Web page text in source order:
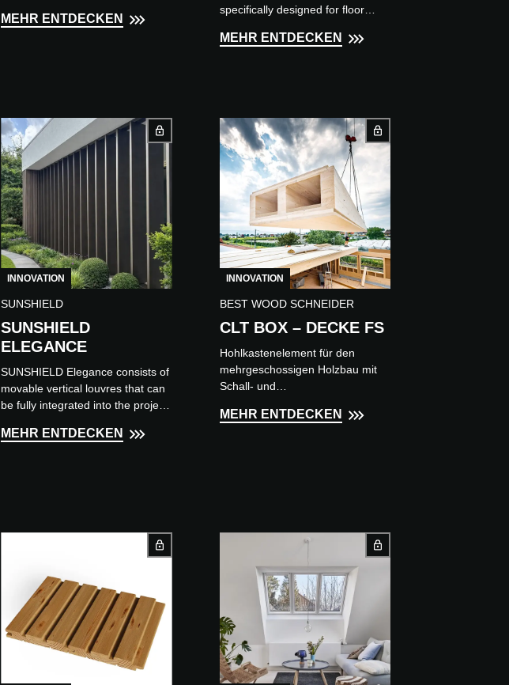
für Innen- und Außenbere...
MEHR ENTDECKEN
specifically designed for floor
installation, a dedicated t...
MEHR ENTDECKEN
INNOVATION
SUNSHIELD
SUNSHIELD
ELEGANCE
SUNSHIELD Elegance consists of
movable vertical louvres that can
be fully integrated into the project.
the architectur...
MEHR ENTDECKEN
INNOVATION
BEST WOOD SCHNEIDER
CLT BOX – DECKE FS
Hohlkastenelement für den
mehrgeschossigen Holzbau mit
Schall- und
best wood CLT BOX – DECKE FS
MEHR ENTDECKEN